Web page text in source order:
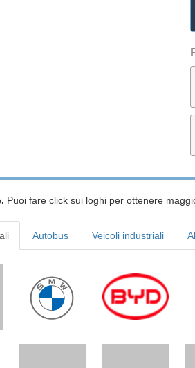
Puoi fare click sui loghi per ottenere
Autobus Veicoli industriali